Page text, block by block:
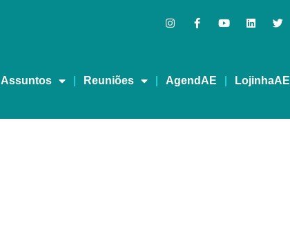
Assuntos Reuniões AgendAE LojinhaAE